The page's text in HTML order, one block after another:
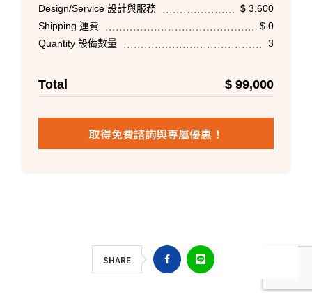
Design/Service 設計與服務
$ 3,600
Shipping 運費
$ 0
Quantity 設備數量
3
Total $ 99,000
取得免費諮詢與專屬優惠！
SHARE